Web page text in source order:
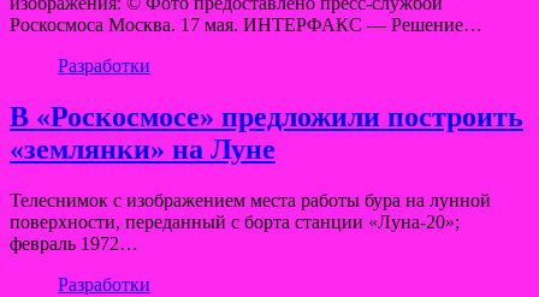
Роскосмоса Москва. 17 мая. ИНТЕРФАКС — Решение…
Разработки
В «Роскосмосе» предложили построить
«землянки» на Луне
Телеснимок с изображением места работы бура на лунной
поверхности, переданный с борта станции «Луна-20»;
февраль 1972…
Разработки